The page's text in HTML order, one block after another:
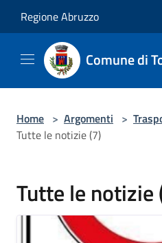
Regione Abruzzo
Comune di
Home > Argomenti >
Tutte le notizie (7)
Tutte le notizie